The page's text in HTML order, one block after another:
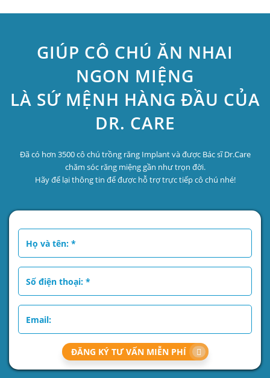
GIÚP CÔ CHÚ ĂN NHAI
NGON MIỆNG
LÀ SỨ MỆNH HÀNG ĐẦU CỦA
DR. CARE
Đã có hơn 3500 cô chú trồng răng Implant và được Bác sĩ Dr.Care
chăm sóc răng miệng gần như trọn đời.
Hãy để lại thông tin để được hỗ trợ trực tiếp cô chú nhé!
ĐĂNG KÝ TƯ VẤN MIỄN PHÍ